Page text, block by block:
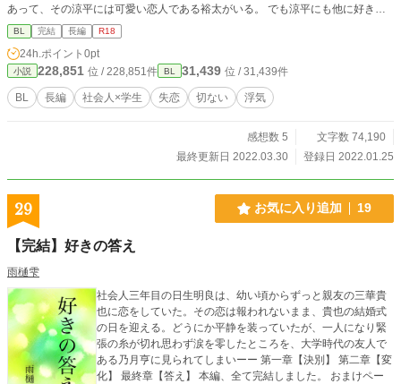
あって、その涼平には可愛い恋人である裕太がいる。 でも涼平にも他に好きな
人がいます。 ヒカルの仕事の部下である豪の誘い。 ある日突然訪れるヒカルに
似た男、藤城。 何人もの人たちの間で絡まって揺れ動きながら樹は答えを探し
ます。 BLがメインですが、女の子も出てきますので苦手な方はお気をつけくだ
さいね。 えろいことばっかりしてますが、なんとかふんわりしたえろに押しと
どめているので多分大丈夫です。 が、なにぶん回数が多いので念のためにR-18
にしておきます。
BL 完結 長編 R18
24h.ポイント 0pt
小説 228,851 位 / 228,851件 BL 31,439 位 / 31,439件
BL 長編 社会人×学生 失恋 切ない 浮気
感想数 5
文字数 74,190
最終更新日 2022.03.30
登録日 2022.01.25
29 お気に入り追加 19
【完結】好きの答え
雨樋雫
社会人三年目の日生明良は、幼い頃からずっと親友の三華貴
也に恋をしていた。その恋は報われないまま、貴也の結婚式
の日を迎える。どうにか平静を装っていたが、一人になり緊
張の糸が切れ思わず涙を零したところを、大学時代の友人で
ある乃月亨に見られてしまいーー 第一章【決別】 第二章【変
化】 最終章【答え】 本編、全て完結しました。 おまけペー